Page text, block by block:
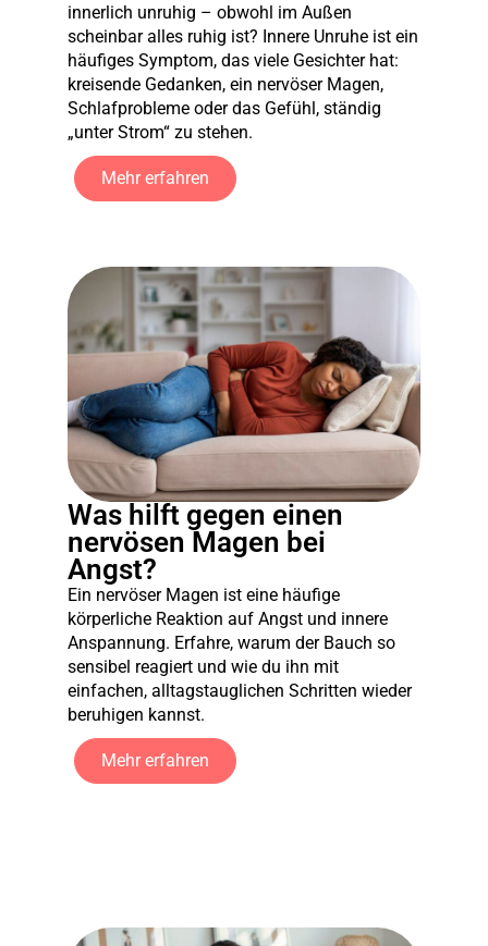
innerlich unruhig – obwohl im Außen
scheinbar alles ruhig ist? Innere Unruhe ist ein
häufiges Symptom, das viele Gesichter hat:
kreisende Gedanken, ein nervöser Magen,
Schlafprobleme oder das Gefühl, ständig
„unter Strom“ zu stehen.
Mehr erfahren
Was hilft gegen einen
nervösen Magen bei
Angst?
Ein nervöser Magen ist eine häufige
körperliche Reaktion auf Angst und innere
Anspannung. Erfahre, warum der Bauch so
sensibel reagiert und wie du ihn mit
einfachen, alltagstauglichen Schritten wieder
beruhigen kannst.
Mehr erfahren